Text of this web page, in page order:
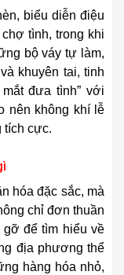
biểu diễn điệu
tình, trong khi
bộ váy tự làm,
khuyên tai, tinh
đưa tình” với
nên không khí lễ
tích cực.
hóa đặc sắc, mà
chỉ đơn thuần
gỡ để tìm hiểu về
địa phương thể
hàng hóa nhỏ,